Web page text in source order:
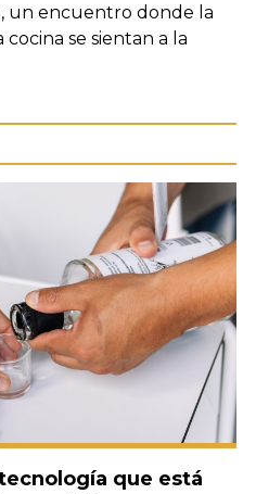
un encuentro donde la
se sientan a la
que está